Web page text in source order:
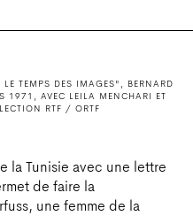
TEMPS DES IMAGES", BERNARD
1971, AVEC LEILA MENCHARI ET
RTF / ORTF
la Tunisie avec une lettre
de faire la
une femme de la